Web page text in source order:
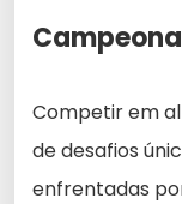
Competir em
de desafios
enfrentadas